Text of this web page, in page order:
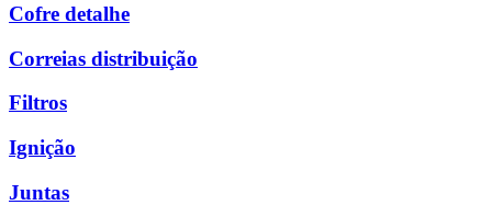
Cofre detalhe
Correias distribuição
Filtros
Ignição
Juntas